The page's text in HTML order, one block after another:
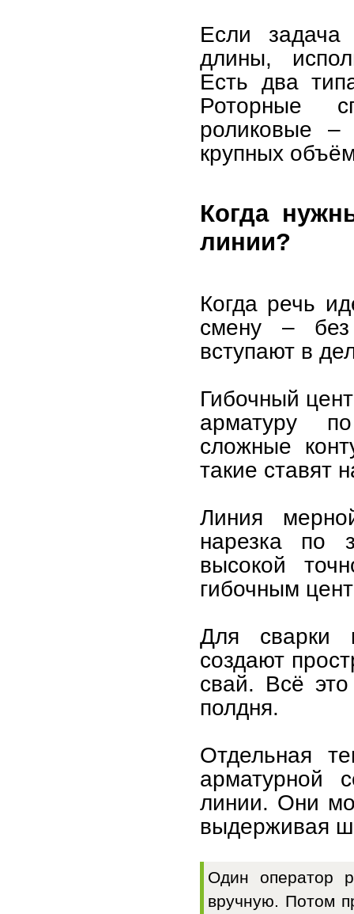
Если задача
длины,
Есть два
Роторные
роликовые
крупных
Когда
линии?
Когда речь
смену – без
вступают в
Гибочный
арматуру
сложные
такие ставят
Линия
нарезка по
высокой
гибочным
Для сварки
создают
свай. Всё
полдня.
Отдельная
арматурной
линии. Они
выдерживая
Один оператор
вручную. Потом